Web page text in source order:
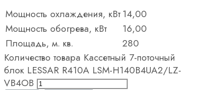
Мощность охлаждения, кВт 14,00
Мощность обогрева, кВт
16,00
Площадь, м. кв.
280
Количество товара Кассетный 7-поточный
блок LESSAR R410A LSM-H140B4UA2/LZ-
VB4OB